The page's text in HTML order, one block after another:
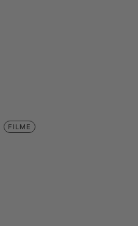
FILME